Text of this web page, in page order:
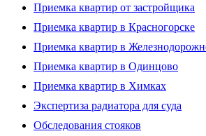
Приемка квартир от застройщика
Приемка квартир в Красногорске
Приемка квартир в
Приемка квартир в Одинцово
Приемка квартир в Химках
Экспертиза радиатора для суда
Обследования стояков